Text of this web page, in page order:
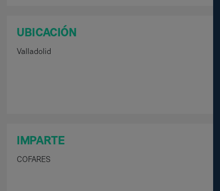
UBICACIÓN
Valladolid
IMPARTE
COFARES